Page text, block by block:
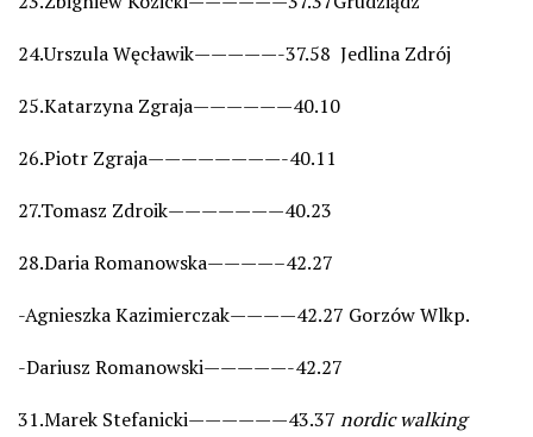
24.Urszula Węcławik—————-37.58 Jedlina Zdrój
25.Katarzyna Zgraja——————40.10
26.Piotr Zgraja————————-40.11
27.Tomasz Zdroik———————40.23
28.Daria Romanowska————–42.27
-Agnieszka Kazimierczak————42.27 Gorzów Wlkp.
-Dariusz Romanowski—————-42.27
31.Marek Stefanicki——————43.37 nordic walking